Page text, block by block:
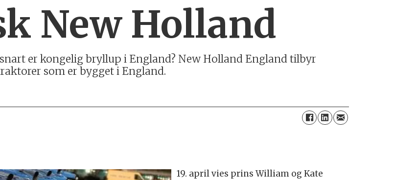
New Holland
er kongelig bryllup i England? New Holland England tilbyr
som er bygget i England.
19. april vies prins William og Kate